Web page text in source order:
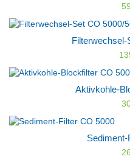
Filterwechsel-
Aktivkohle-